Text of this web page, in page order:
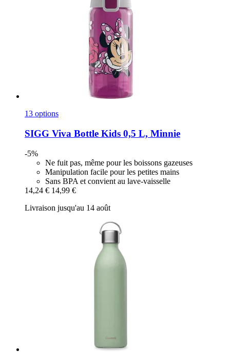
13 options
SIGG Viva Bottle Kids 0,5 L, Minnie
-5%
Ne fuit pas, même pour les boissons gazeuses
Manipulation facile pour les petites mains
Sans BPA et convient au lave-vaisselle
14,24 € 14,99 €
Livraison jusqu'au 14 août